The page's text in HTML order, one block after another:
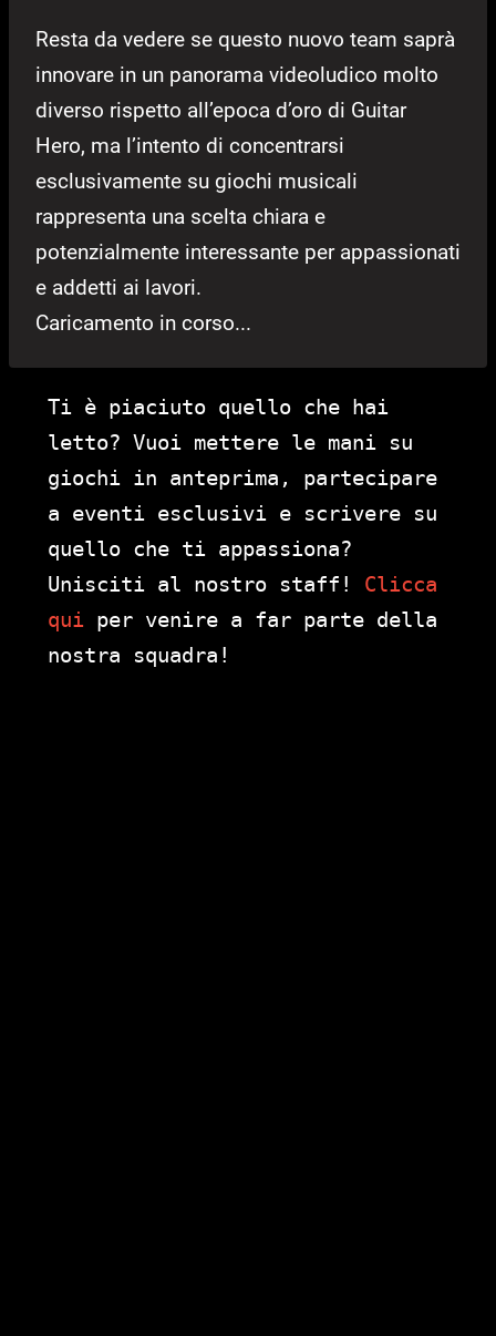
Resta da vedere se questo nuovo team saprà
innovare in un panorama videoludico molto
diverso rispetto all’epoca d’oro di Guitar
Hero, ma l’intento di concentrarsi
esclusivamente su giochi musicali
rappresenta una scelta chiara e
potenzialmente interessante per appassionati
e addetti ai lavori.
Caricamento in corso...
Ti è piaciuto quello che hai
letto? Vuoi mettere le mani su
giochi in anteprima, partecipare
a eventi esclusivi e scrivere su
quello che ti appassiona?
Unisciti al nostro staff! Clicca
qui per venire a far parte della
nostra squadra!